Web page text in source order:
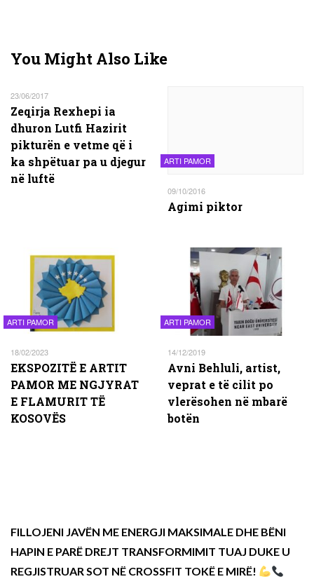
You Might Also Like
23/06/2017
Zeqirja Rexhepi ia
dhuron Lutfi Hazirit
pikturën e vetme që i
ka shpëtuar pa u djegur
në luftë
ARTI PAMOR
09/10/2016
Agimi piktor
ARTI PAMOR
18/02/2023
EKSPOZITË E ARTIT
PAMOR ME NGJYRAT
E FLAMURIT TË
KOSOVËS
ARTI PAMOR
14/12/2019
Avni Behluli, artist,
veprat e të cilit po
vlerësohen në mbarë
botën
FILLOJENI JAVËN ME ENERGJI MAKSIMALE DHE BËNI
HAPIN E PARË DREJT TRANSFORMIMIT TUAJ DUKE U
REGJISTRUAR SOT NË CROSSFIT TOKË E MIRË!